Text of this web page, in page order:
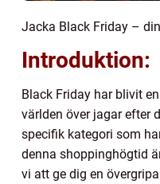
Jacka Black Friday –
Introduktion:
Black Friday har blivit
världen över jagar efter
specifik kategori som
denna shoppinghögtid
vi att ge dig en